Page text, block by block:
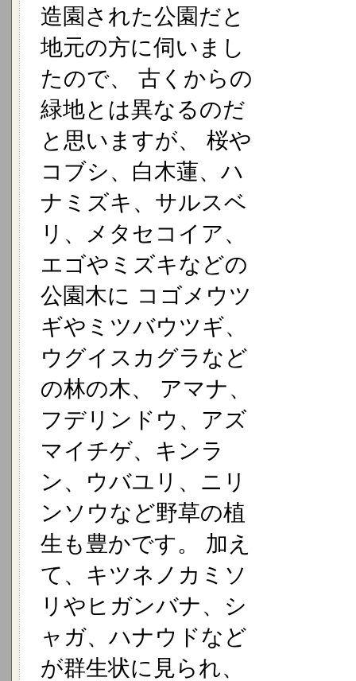
造園された公園だと
地元の方に伺いまし
たので、 古くからの
緑地とは異なるのだ
と思いますが、 桜や
コブシ、白木蓮、ハ
ナミズキ、サルスベ
リ、メタセコイア、
エゴやミズキなどの
公園木に コゴメウツ
ギやミツバウツギ、
ウグイスカグラなど
の林の木、 アマナ、
フデリンドウ、アズ
マイチゲ、キンラ
ン、ウバユリ、ニリ
ンソウなど野草の植
生も豊かです。 加え
て、キツネノカミソ
リやヒガンバナ、シ
ャガ、ハナウドなど
が群生状に見られ、